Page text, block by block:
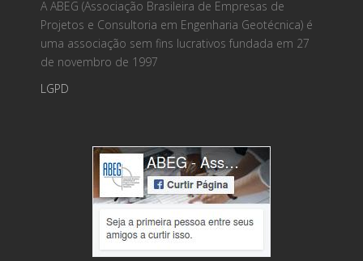
A ABEG (Associação Brasileira de Empresas de
Projetos e Consultoria em Engenharia Geotécnica) é
uma associação sem fins lucrativos fundada em 27
de novembro de 1997
LGPD